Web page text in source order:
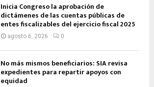
Inicia Congreso la aprobación de
dictámenes de las cuentas públicas de
entes fiscalizables del ejercicio fiscal 2025
agosto 6, 2026 0
No más mismos beneficiarios: SIA revisa
expedientes para repartir apoyos con
equidad